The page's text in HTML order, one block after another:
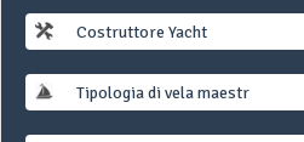
Costruttore Yacht
Tipologia di vela maestra